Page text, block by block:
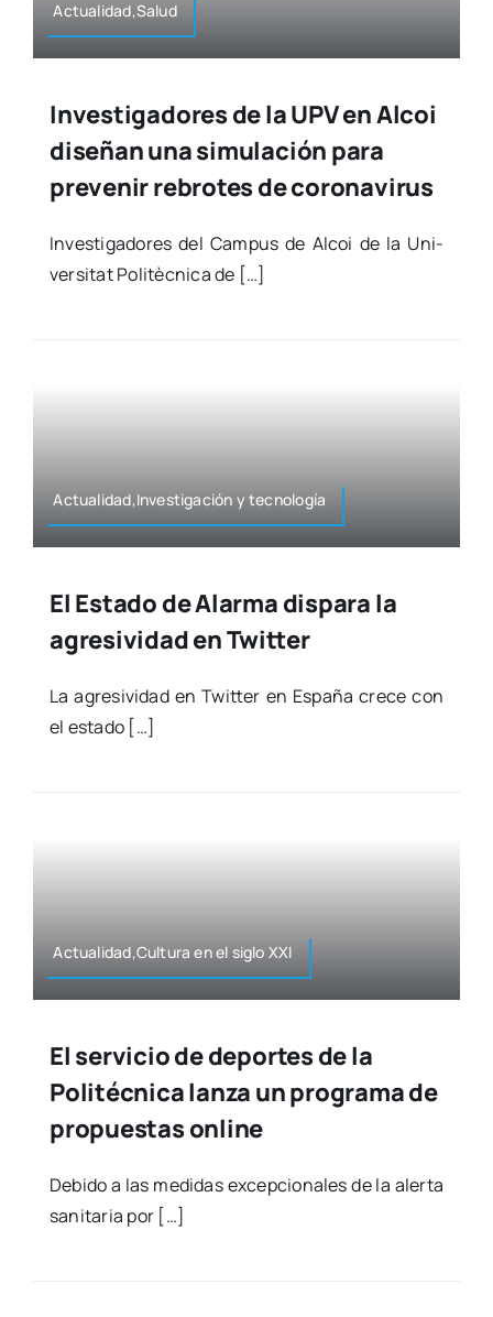
Actualidad,Salud
Investigadores de la UPV en Alcoi
diseñan una simulación para
prevenir rebrotes de coronavirus
Inves­ti­ga­do­res del Cam­pus de Alcoi de la Uni­
ver­si­tat Poli­tèc­ni­ca de […]
Actualidad,Investigación y tec­no­lo­gía
El Estado de Alarma dispara la
agresividad en Twitter
La agre­si­vi­dad en Twit­ter en Espa­ña cre­ce con
el esta­do […]
Actualidad,Cultura en el siglo XXI
El servicio de deportes de la
Politécnica lanza un programa de
propuestas online
Debi­do a las medi­das excep­cio­na­les de la aler­ta
sani­ta­ria por […]